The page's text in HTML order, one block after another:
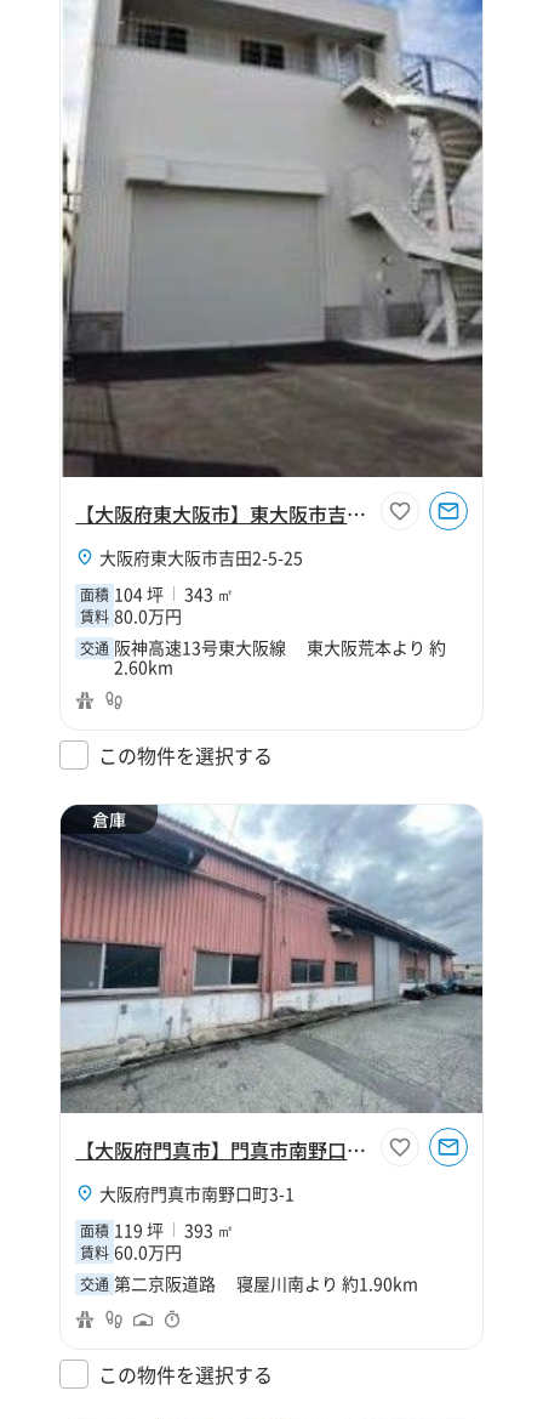
【大阪府東大阪市】東大阪市吉田2丁目104坪倉庫
大阪府東大阪市吉田2-5-25
面積 104 坪 343 ㎡
賃料 80.0万円
交通 阪神高速13号東大阪線 東大阪荒本より 約
2.60km
この物件を選択する
倉庫
【大阪府門真市】門真市南野口町119坪倉庫
大阪府門真市南野口町3-1
面積 119 坪 393 ㎡
賃料 60.0万円
交通 第二京阪道路 寝屋川南より 約1.90km
この物件を選択する